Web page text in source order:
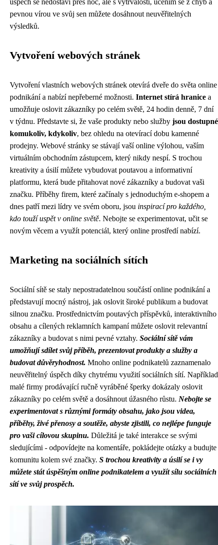
úspěch se nedostaví přes noc, ale s vytrvalostí, učením se z chyb a
pevnou vírou ve svůj sen můžete dosáhnout neuvěřitelných
výsledků.
Vytvoření webových stránek
Vytvoření vlastních webových stránek otevírá dveře do světa online
podnikání a nabízí nepřeberné možnosti. Internet stírá hranice a
umožňuje oslovit zákazníky po celém světě, 24 hodin denně, 7 dní
v týdnu. Představte si, že vaše produkty nebo služby jsou dostupné
komukoliv, kdykoliv, bez ohledu na otevírací dobu kamenné
prodejny. Webové stránky se stávají vaší online výlohou, vaším
virtuálním obchodním zástupcem, který nikdy nespí. S trochou
kreativity a úsilí můžete vybudovat poutavou a informativní
platformu, která bude přitahovat nové zákazníky a budovat vaši
značku. Příběhy firem, které začínaly s jednoduchým e-shopem a
dnes patří mezi lídry ve svém oboru, jsou inspirací pro každého,
kdo touží uspět v online světě. Nebojte se experimentovat, učit se
novým věcem a využít potenciál, který online prostředí nabízí.
Marketing na sociálních sítích
Sociální sítě se staly nepostradatelnou součástí online podnikání a
představují mocný nástroj, jak oslovit široké publikum a budovat
silnou značku. Prostřednictvím poutavých příspěvků, interaktivního
obsahu a cílených reklamních kampaní můžete oslovit relevantní
zákazníky a budovat s nimi pevné vztahy. Sociální sítě vám
umožňují sdílet svůj příběh, prezentovat produkty a služby a
budovat důvěryhodnost. Mnoho online podnikatelů zaznamenalo
neuvěřitelný úspěch díky chytrému využití sociálních sítí. Například
malé firmy prodávající ručně vyráběné šperky dokázaly oslovit
zákazníky po celém světě a dosáhnout úžasného růstu. Nebojte se
experimentovat s různými formáty obsahu, jako jsou videa,
příběhy, živé přenosy a soutěže, abyste zjistili, co nejlépe funguje
pro vaši cílovou skupinu. Důležitá je také interakce se svými
sledujícími - odpovídejte na komentáře, pokládejte otázky a budujte
komunitu kolem své značky. S trochou kreativity a úsilí se i vy
můžete stát úspěšným online podnikatelem a využít sílu sociálních
sítí ve svůj prospěch.